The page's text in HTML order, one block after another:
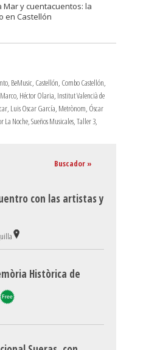
Mar y cuentacuentos: la
en Castellón
, BeMusic, Castellón, Combo Castellón,
, Héctor Olaria, Institut Valencià de
, Luis Oscar García, Metrònom, Óscar
La Noche,Sueños Musicales,Taller 3,
Buscador »
con las artistas y
Històrica de